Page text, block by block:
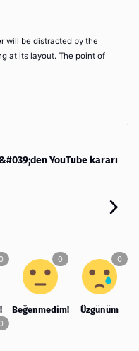
will be distracted by the
at its layout. The point of
YouTube kararı
Beğenmedim! Üzgünüm